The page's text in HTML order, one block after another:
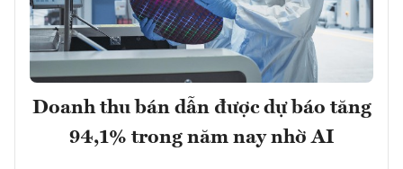
Doanh thu bán dẫn được dự báo tăng
94,1% trong năm nay nhờ AI